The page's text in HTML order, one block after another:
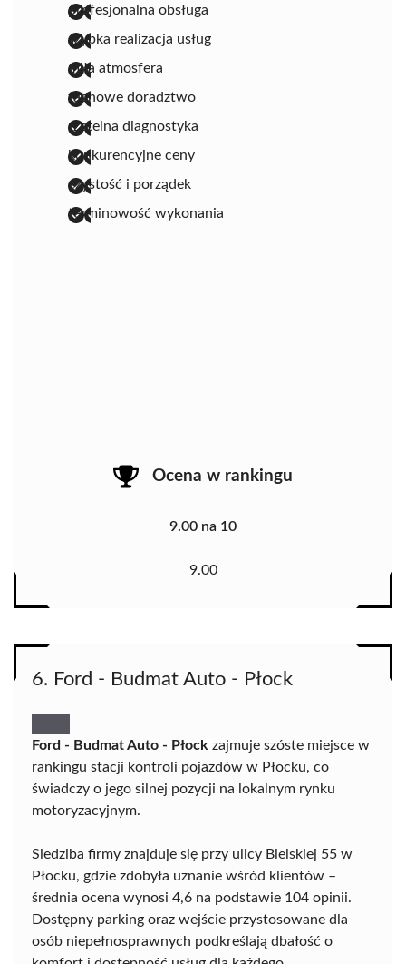
profesjonalna obsługa
szybka realizacja usług
miła atmosfera
fachowe doradztwo
rzetelna diagnostyka
konkurencyjne ceny
czystość i porządek
terminowość wykonania
Ocena w rankingu
9.00 na 10
9.00
6. Ford - Budmat Auto - Płock
Ford - Budmat Auto - Płock zajmuje szóste miejsce w
rankingu stacji kontroli pojazdów w Płocku, co
świadczy o jego silnej pozycji na lokalnym rynku
motoryzacyjnym.
Siedziba firmy znajduje się przy ulicy Bielskiej 55 w
Płocku, gdzie zdobyła uznanie wśród klientów –
średnia ocena wynosi 4,6 na podstawie 104 opinii.
Dostępny parking oraz wejście przystosowane dla
osób niepełnosprawnych podkreślają dbałość o